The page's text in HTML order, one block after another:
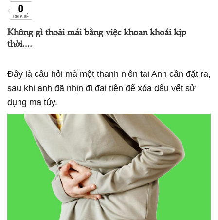
0
CHIA SẺ
Không gì thoải mái bằng việc khoan khoái kịp
thời....
Đây là câu hỏi mà một thanh niên tại Anh cần đặt ra,
sau khi anh đã nhịn đi đại tiện để xóa dấu vết sử
dụng ma túy.